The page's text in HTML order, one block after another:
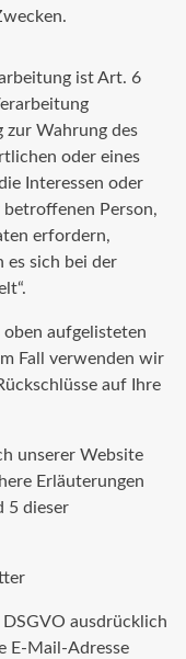
ist Art. 6
zur Wahrung des
oder eines
Interessen oder
Person,
erfordern,
es sich bei der
aufgelisteten
Fall verwenden wir
auf Ihre
unserer Website
Erläuterungen
5 dieser
ausdrücklich
E-Mail-Adresse